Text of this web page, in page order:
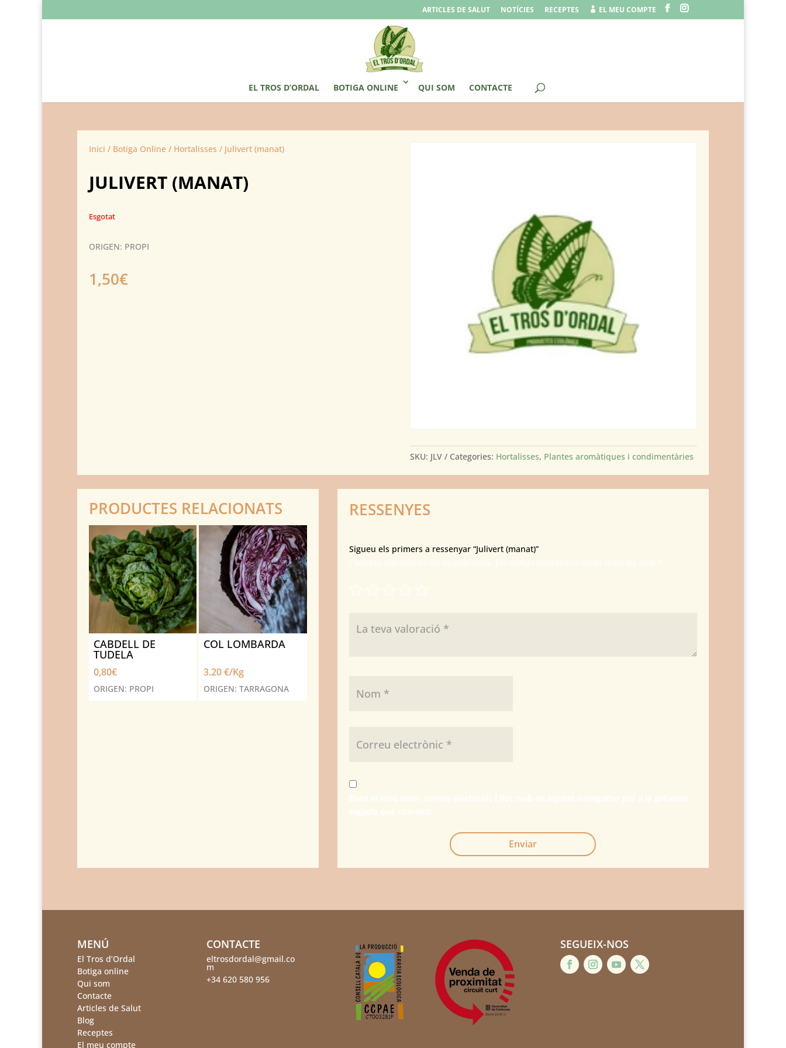
ARTICLES DE SALUT NOTÍCIES RECEPTES  EL MEU COMPTE
EL TROS D’ORDAL BOTIGA ONLINE QUI SOM CONTACTE
Inici / Botiga Online / Hortalisses / Julivert (manat)
JULIVERT (MANAT)
Esgotat
ORIGEN: PROPI
1,50€
SKU: JLV Categories: Hortalisses, Plantes aromàtiques i condimentàries
PRODUCTES RELACIONATS
CABDELL DE
TUDELA
0,80€
ORIGEN: PROPI
COL LOMBARDA
3.20 €/Kg
ORIGEN: TARRAGONA
RESSENYES
Sigueu els primers a ressenyar “Julivert (manat)”
Enviar
MENÚ
El Tros d’Ordal
Botiga online
Qui som
Contacte
Articles de Salut
Blog
Receptes
El meu compte
CONTACTE
eltrosdordal@gmail.co
m
+34 620 580 956
SEGUEIX-NOS